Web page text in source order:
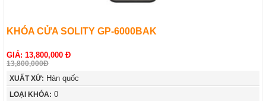
KHÓA CỬA SOLITY GP-6000BAK
GIÁ: 13,800,000 Đ
13,800,000Đ
XUẤT XỨ: Hàn quốc
LOẠI KHÓA: 0